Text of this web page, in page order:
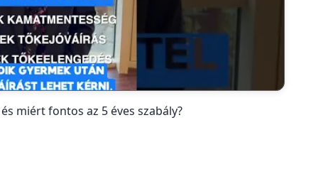
miért fontos az 5 éves szabály?